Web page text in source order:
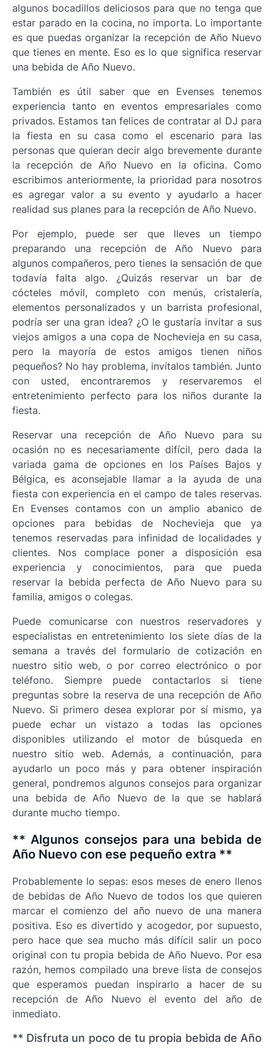
algunos bocadillos deliciosos para que no tenga que
estar parado en la cocina, no importa. Lo importante
es que puedas organizar la recepción de Año Nuevo
que tienes en mente. Eso es lo que significa reservar
una bebida de Año Nuevo.
También es útil saber que en Evenses tenemos
experiencia tanto en eventos empresariales como
privados. Estamos tan felices de contratar al DJ para
la fiesta en su casa como el escenario para las
personas que quieran decir algo brevemente durante
la recepción de Año Nuevo en la oficina. Como
escribimos anteriormente, la prioridad para nosotros
es agregar valor a su evento y ayudarlo a hacer
realidad sus planes para la recepción de Año Nuevo.
Por ejemplo, puede ser que lleves un tiempo
preparando una recepción de Año Nuevo para
algunos compañeros, pero tienes la sensación de que
todavía falta algo. ¿Quizás reservar un bar de
cócteles móvil, completo con menús, cristalería,
elementos personalizados y un barrista profesional,
podría ser una gran idea? ¿O le gustaría invitar a sus
viejos amigos a una copa de Nochevieja en su casa,
pero la mayoría de estos amigos tienen niños
pequeños? No hay problema, invítalos también. Junto
con usted, encontraremos y reservaremos el
entretenimiento perfecto para los niños durante la
fiesta.
Reservar una recepción de Año Nuevo para su
ocasión no es necesariamente difícil, pero dada la
variada gama de opciones en los Países Bajos y
Bélgica, es aconsejable llamar a la ayuda de una
fiesta con experiencia en el campo de tales reservas.
En Evenses contamos con un amplio abanico de
opciones para bebidas de Nochevieja que ya
tenemos reservadas para infinidad de localidades y
clientes. Nos complace poner a disposición esa
experiencia y conocimientos, para que pueda
reservar la bebida perfecta de Año Nuevo para su
familia, amigos o colegas.
Puede comunicarse con nuestros reservadores y
especialistas en entretenimiento los siete días de la
semana a través del formulario de cotización en
nuestro sitio web, o por correo electrónico o por
teléfono. Siempre puede contactarlos si tiene
preguntas sobre la reserva de una recepción de Año
Nuevo. Si primero desea explorar por sí mismo, ya
puede echar un vistazo a todas las opciones
disponibles utilizando el motor de búsqueda en
nuestro sitio web. Además, a continuación, para
ayudarlo un poco más y para obtener inspiración
general, pondremos algunos consejos para organizar
una bebida de Año Nuevo de la que se hablará
durante mucho tiempo.
** Algunos consejos para una bebida de
Año Nuevo con ese pequeño extra **
Probablemente lo sepas: esos meses de enero llenos
de bebidas de Año Nuevo de todos los que quieren
marcar el comienzo del año nuevo de una manera
positiva. Eso es divertido y acogedor, por supuesto,
pero hace que sea mucho más difícil salir un poco
original con tu propia bebida de Año Nuevo. Por esa
razón, hemos compilado una breve lista de consejos
que esperamos puedan inspirarlo a hacer de su
recepción de Año Nuevo el evento del año de
inmediato.
** Disfruta un poco de tu propia bebida de Año